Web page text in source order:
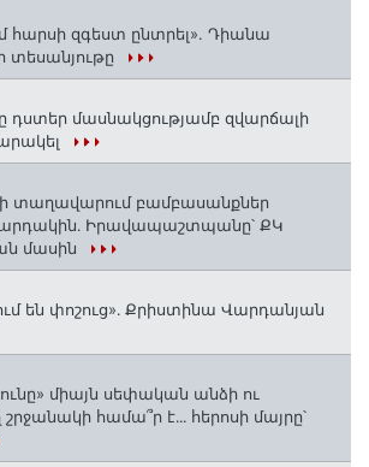
հարսի զգեստ ընտրել». Դիանա
տեսանյութը
դստեր մասնակցությամբ զվարճալի
տաղավարում բամբասանքներ
Իրավապաշտպանը՝ ՔԿ
մասին
են փոշուց»․ Քրիստինա Վարդանյան
միայն սեփական անձի ու
շրջանակի համա՞ր է․․․ հերոսի մայրը՝